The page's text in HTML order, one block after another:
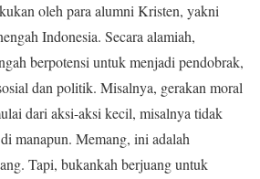
oleh para alumni Kristen, yakni
Indonesia. Secara alamiah,
berpotensi untuk menjadi pendobrak,
dan politik. Misalnya, gerakan moral
dari aksi-aksi kecil, misalnya tidak
manapun. Memang, ini adalah
Tapi, bukankah berjuang untuk